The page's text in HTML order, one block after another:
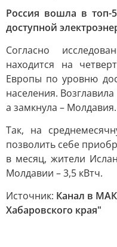
Россия вошла в топ-
доступной
Согласно
находится на
Европы по уровню
населения.
а замкнула – Молдавия.
Так, на
позволить себе
в месяц, жители
Молдавии – 3,5 кВтч.
Источник: Канал в
Хабаровского края"